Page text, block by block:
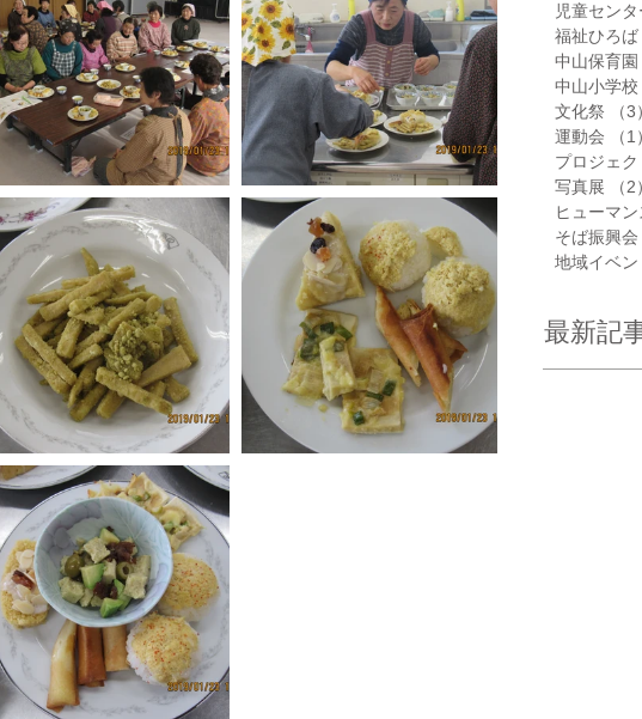
児童センタ
福祉ひろば
中山保育園
中山小学校
文化祭
（3）
運動会
（1）
プロジェク
写真展
（2）
ヒューマ
そば振興会
地域イベン
最新記